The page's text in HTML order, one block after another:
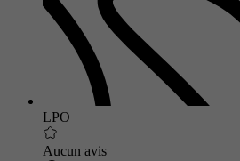
LPO
Aucun avis